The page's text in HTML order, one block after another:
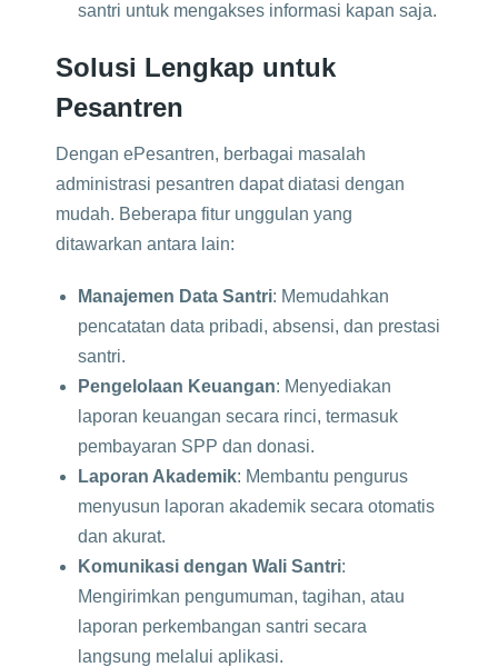
santri untuk mengakses informasi kapan saja.
Solusi Lengkap untuk
Pesantren
Dengan ePesantren, berbagai masalah
administrasi pesantren dapat diatasi dengan
mudah. Beberapa fitur unggulan yang
ditawarkan antara lain:
Manajemen Data Santri: Memudahkan
pencatatan data pribadi, absensi, dan prestasi
santri.
Pengelolaan Keuangan: Menyediakan
laporan keuangan secara rinci, termasuk
pembayaran SPP dan donasi.
Laporan Akademik: Membantu pengurus
menyusun laporan akademik secara otomatis
dan akurat.
Komunikasi dengan Wali Santri:
Mengirimkan pengumuman, tagihan, atau
laporan perkembangan santri secara
langsung melalui aplikasi.